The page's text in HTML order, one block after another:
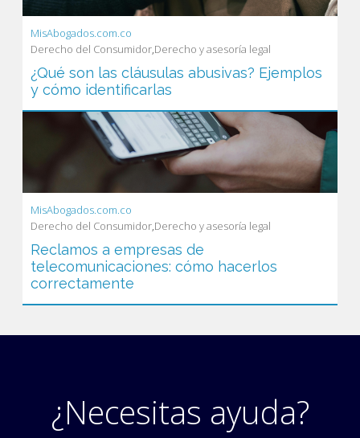
MisAbogados.com.co
Derecho del Consumidor, Derecho y asesoría legal
¿Qué son las cláusulas abusivas? Ejemplos
y cómo identificarlas
MisAbogados.com.co
Derecho del Consumidor, Derecho y asesoría legal
Reclamos a empresas de
telecomunicaciones: cómo hacerlos
correctamente
¿Necesitas ayuda?